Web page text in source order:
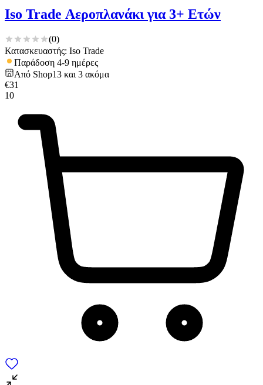
Iso Trade Αεροπλανάκι για 3+ Ετών
(0)
Κατασκευαστής: Iso Trade
Παράδοση 4-9 ημέρες
Από Shop13 και 3 ακόμα
€31
10